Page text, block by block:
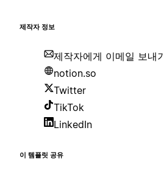
제작자 정보
제작자에게 이메일 보내
notion.so
Twitter
TikTok
LinkedIn
이 템플릿 공유